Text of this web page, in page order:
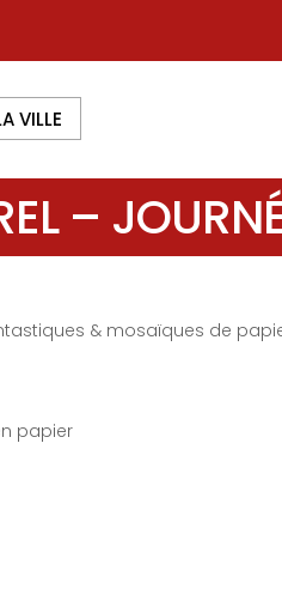
VILLE
–
& mosaïques de
papier